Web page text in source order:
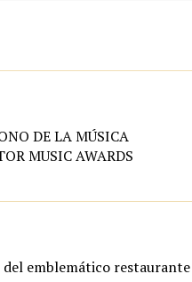
DE LA MÚSICA
MUSIC AWARDS
emblemático restaurante